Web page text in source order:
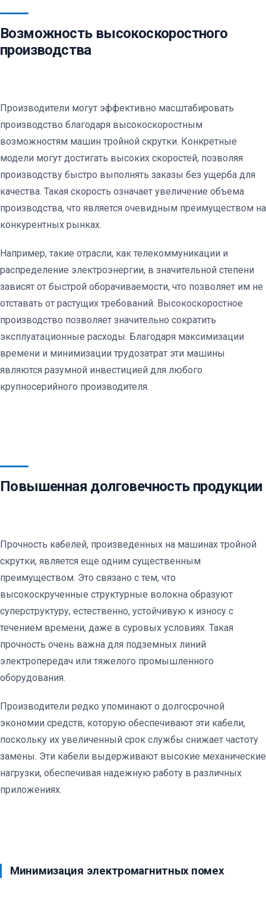
Возможность высокоскоростного
производства
Производители могут эффективно масштабировать
производство благодаря высокоскоростным
возможностям машин тройной скрутки. Конкретные
модели могут достигать высоких скоростей, позволяя
производству быстро выполнять заказы без ущерба для
качества. Такая скорость означает увеличение объема
производства, что является очевидным преимуществом на
конкурентных рынках.
Например, такие отрасли, как телекоммуникации и
распределение электроэнергии, в значительной степени
зависят от быстрой оборачиваемости, что позволяет им не
отставать от растущих требований. Высокоскоростное
производство позволяет значительно сократить
эксплуатационные расходы. Благодаря максимизации
времени и минимизации трудозатрат эти машины
являются разумной инвестицией для любого
крупносерийного производителя.
Повышенная долговечность продукции
Прочность кабелей, произведенных на машинах тройной
скрутки, является еще одним существенным
преимуществом. Это связано с тем, что
высокоскрученные структурные волокна образуют
суперструктуру, естественно, устойчивую к износу с
течением времени, даже в суровых условиях. Такая
прочность очень важна для подземных линий
электропередач или тяжелого промышленного
оборудования.
Производители редко упоминают о долгосрочной
экономии средств, которую обеспечивают эти кабели,
поскольку их увеличенный срок службы снижает частоту
замены. Эти кабели выдерживают высокие механические
нагрузки, обеспечивая надежную работу в различных
приложениях.
Минимизация электромагнитных помех